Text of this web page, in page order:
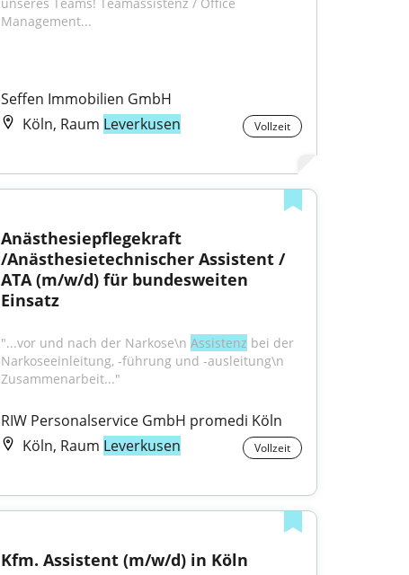
Management...
Seffen Immobilien GmbH
Köln, Raum Leverkusen Vollzeit
Anästhesiepflegekraft
/Anästhesietechnischer Assistent /
ATA (m/w/d) für bundesweiten
Einsatz
"...vor und nach der Narkose\n Assistenz bei der
Narkoseeinleitung, -führung und -ausleitung\n
Zusammenarbeit..."
RIW Personalservice GmbH promedi Köln
Köln, Raum Leverkusen Vollzeit
Kfm. Assistent (m/w/d) in Köln